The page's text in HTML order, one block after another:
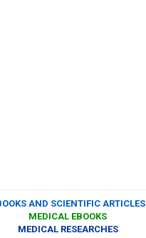
AND SCIENTIFIC ARTICLES
MEDICAL EBOOKS
MEDICAL RESEARCHES